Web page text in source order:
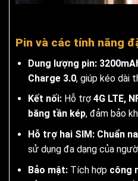
Pin và các tính năng
Dung lượng pin:
Charge 3.0, giúp kéo dài
Kết nối:Hỗ trợ 4G LTE,
băng tần kép, đảm bảo
Hỗ trợ hai SIM: Chuẩn
sử dụng đa dạng của
Bảo mật:Tích hợp công